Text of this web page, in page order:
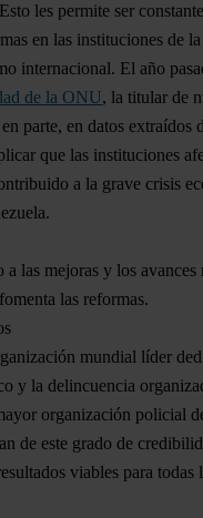
les permite ser
en las instituciones de
internacional. El año
de la ONU, la titular de
parte, en datos extraídos
que las instituciones
a la grave crisis
a las mejoras y los
las reformas.
mundial líder
y la delincuencia
organización policial
de este grado de
viables para todas